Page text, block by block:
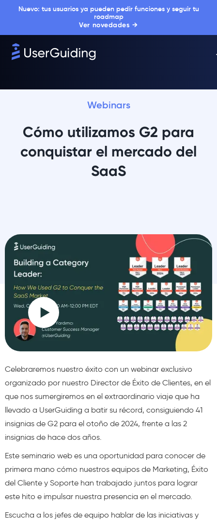
Nuevo: tus usuarios ya pueden pedir funciones y seguir tu
roadmap
Ver novedades →
Webinars
Cómo utilizamos G2 para
conquistar el mercado del
SaaS
Celebraremos nuestro éxito con un webinar exclusivo
organizado por nuestro Director de Éxito de Clientes, en el
que nos sumergiremos en el extraordinario viaje que ha
llevado a UserGuiding a batir su récord, consiguiendo 41
insignias de G2 para el otoño de 2024, frente a las 2
insignias de hace dos años.
Este seminario web es una oportunidad para conocer de
primera mano cómo nuestros equipos de Marketing, Éxito
del Cliente y Soporte han trabajado juntos para lograr
este hito e impulsar nuestra presencia en el mercado.
Escucha a los jefes de equipo hablar de las iniciativas y